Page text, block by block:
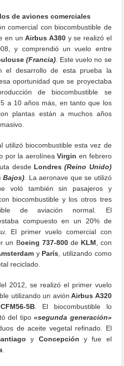
de aviones comerciales
comercial con biocombustible de
en unAirbus A380y se realizó el
y comprendió un vuelo entre
(Francia) . Este vuelo no se
el desarrollo de esta prueba la
oportunidad que se proyectaba
de biocombustible se
a 10 años más, en tanto que los
plantas están a muchos años
utilizó biocombustible esta vez de
por la aerolíneaVirgin en febrero
desde Londres(Reino Unido)
Bajos) . La aeronave que se utilizó
voló también sin pasajeros y
biocombustible y los otros tres
de aviación normal. El
compuesto en un 20% de
. El primer vuelo comercial con
un Boeing 737-800de KLM , con
y París , utilizando como
reciclado.
2012, se realizó el primer vuelo
utilizando un avión Airbus A320
CFM56-5B. El biocombustible lo
del tipo«segunda generación»
de aceite vegetal refinado. El
y Concepción y fue el